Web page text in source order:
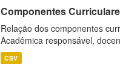
Componentes
Relação dos componentes
Acadêmica responsável,
CSV